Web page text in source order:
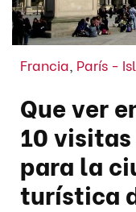
Francia París -
Que ver
10
para la
turística